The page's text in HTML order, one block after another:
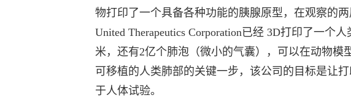
物打印了一个具备各种功能的胰腺原型，在观察的
United Therapeutics Corporation已经 3D打印了一个
米，还有2亿个肺泡（微小的气囊），可以在动物模
可移植的人类肺部的关键一步，该公司的目标是让
于人体试验。